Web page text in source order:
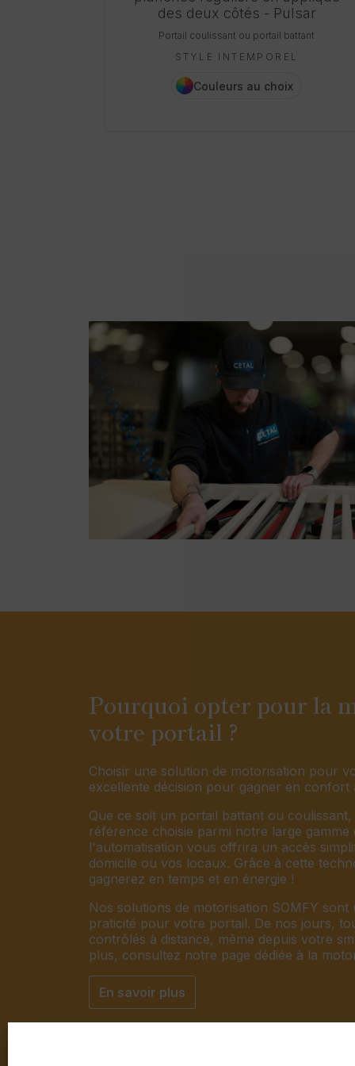
des deux côtés - Pulsar
Portail coulissant ou portail battant
STYLE INTEMPOREL
Couleurs au choix
Pourquoi opter pour la
votre portail ?
Choisir une solution de motorisation pour
excellente décision pour gagner en confort
Que ce soit un portail battant ou
référence choisie parmi notre large gamme
l'automatisation vous offrira un accès
domicile ou vos locaux. Grâce à cette
gagnerez en temps et en énergie !
Nos solutions de motorisation SOMFY
praticité pour votre portail. De nos jours,
contrôlés à distance, même depuis votre
plus, consultez notre page dédiée à la
En savoir plus